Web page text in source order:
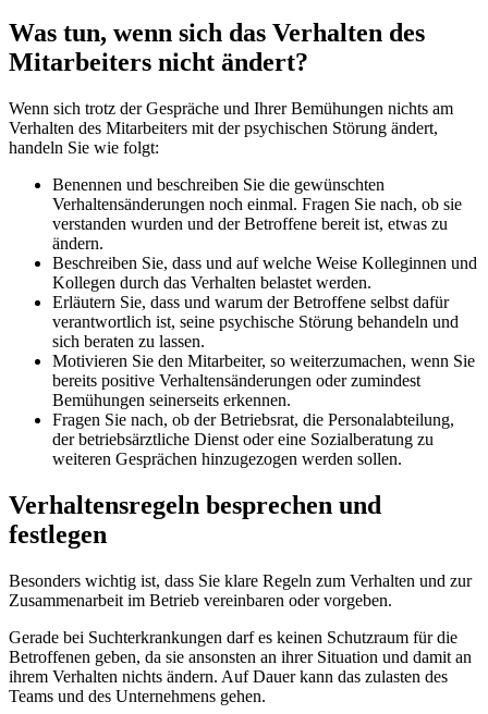
Was tun, wenn sich das Verhalten des
Mitarbeiters nicht ändert?
Wenn sich trotz der Gespräche und Ihrer Bemühungen nichts am
Verhalten des Mitarbeiters mit der psychischen Störung ändert,
handeln Sie wie folgt:
Benennen und beschreiben Sie die gewünschten
Verhaltensänderungen noch einmal. Fragen Sie nach, ob sie
verstanden wurden und der Betroffene bereit ist, etwas zu
ändern.
Beschreiben Sie, dass und auf welche Weise Kolleginnen und
Kollegen durch das Verhalten belastet werden.
Erläutern Sie, dass und warum der Betroffene selbst dafür
verantwortlich ist, seine psychische Störung behandeln und
sich beraten zu lassen.
Motivieren Sie den Mitarbeiter, so weiterzumachen, wenn Sie
bereits positive Verhaltensänderungen oder zumindest
Bemühungen seinerseits erkennen.
Fragen Sie nach, ob der Betriebsrat, die Personalabteilung,
der betriebsärztliche Dienst oder eine Sozialberatung zu
weiteren Gesprächen hinzugezogen werden sollen.
Verhaltensregeln besprechen und
festlegen
Besonders wichtig ist, dass Sie klare Regeln zum Verhalten und zur
Zusammenarbeit im Betrieb vereinbaren oder vorgeben.
Gerade bei Suchterkrankungen darf es keinen Schutzraum für die
Betroffenen geben, da sie ansonsten an ihrer Situation und damit an
ihrem Verhalten nichts ändern. Auf Dauer kann das zulasten des
Teams und des Unternehmens gehen.